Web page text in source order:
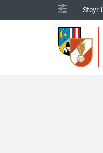
Steyr-